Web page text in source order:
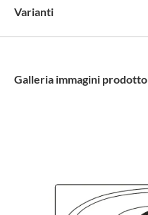
Varianti
Galleria immagini prodotto